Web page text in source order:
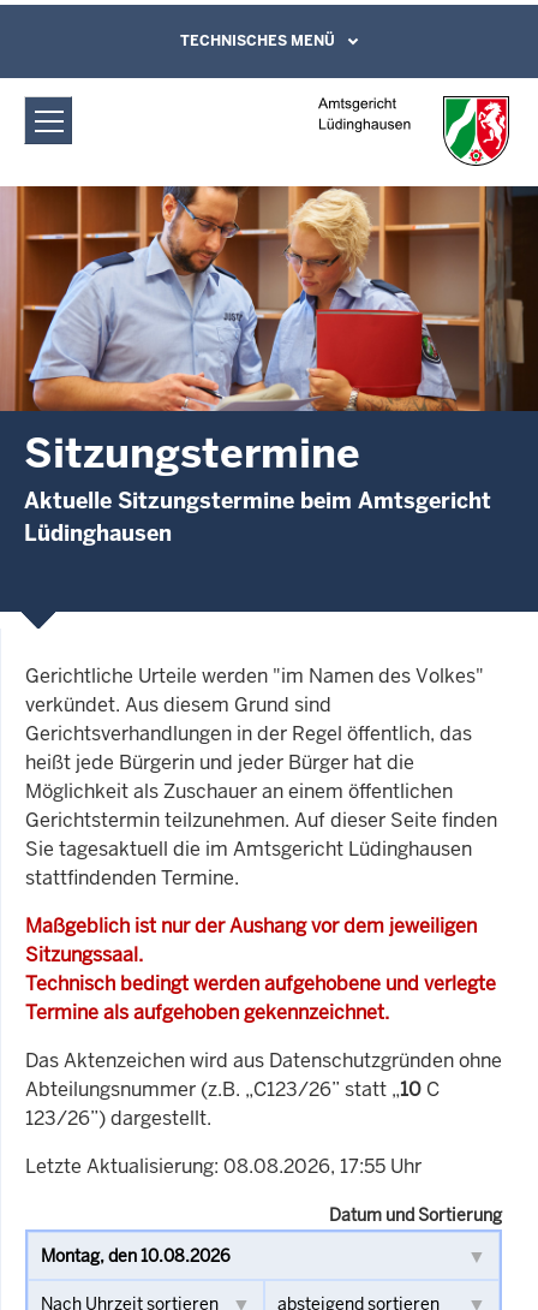
Amtsgericht Lüdinghausen:
Sitzungstermine
Direkt zum Inhalt
Leichte Sprache, Gebärdensprachenvideo
und Kontaktformular
TECHNISCHES MENÜ
Sitzungstermine
Aktuelle Sitzungstermine beim Amtsgericht
Lüdinghausen
Gerichtliche Urteile werden "im Namen des Volkes"
verkündet. Aus diesem Grund sind
Gerichtsverhandlungen in der Regel öffentlich, das
heißt jede Bürgerin und jeder Bürger hat die
Möglichkeit als Zuschauer an einem öffentlichen
Gerichtstermin teilzunehmen. Auf dieser Seite finden
Sie tagesaktuell die im Amtsgericht Lüdinghausen
stattfindenden Termine.
Maßgeblich ist nur der Aushang vor dem jeweiligen
Sitzungssaal.
Technisch bedingt werden aufgehobene und verlegte
Termine als aufgehoben gekennzeichnet.
Das Aktenzeichen wird aus Datenschutzgründen ohne
Abteilungsnummer (z.B. „C123/26” statt „10 C
123/26”) dargestellt.
Letzte Aktualisierung: 08.08.2026, 17:55 Uhr
Datum und Sortierung